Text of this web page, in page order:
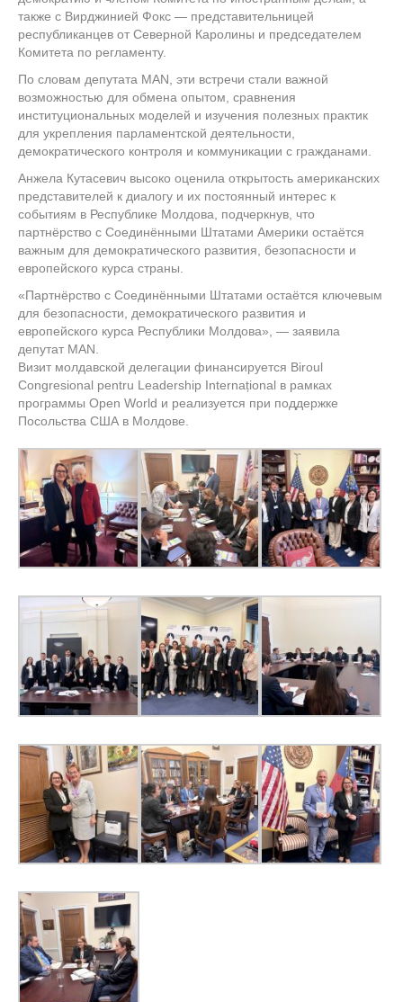
также с Вирджинией Фокс — представительницей
республиканцев от Северной Каролины и председателем
Комитета по регламенту.
По словам депутата MAN, эти встречи стали важной
возможностью для обмена опытом, сравнения
институциональных моделей и изучения полезных практик
для укрепления парламентской деятельности,
демократического контроля и коммуникации с гражданами.
Анжела Кутасевич высоко оценила открытость американских
представителей к диалогу и их постоянный интерес к
событиям в Республике Молдова, подчеркнув, что
партнёрство с Соединёнными Штатами Америки остаётся
важным для демократического развития, безопасности и
европейского курса страны.
«Партнёрство с Соединёнными Штатами остаётся ключевым
для безопасности, демократического развития и
европейского курса Республики Молдова», — заявила
депутат MAN.
Визит молдавской делегации финансируется Biroul
Congresional pentru Leadership Internațional в рамках
программы Open World и реализуется при поддержке
Посольства США в Молдове.